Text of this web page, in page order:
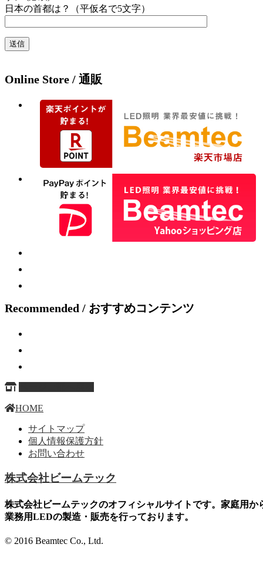
日本の首都は？（平仮名で5文字）
Online Store / 通販
Recommended / おすすめコンテンツ
HOME
サイトマップ
個人情報保護方針
お問い合わせ
株式会社ビームテック
株式会社ビームテックのオフィシャルサイトです。家庭用か
業務用LEDの製造・販売を行っております。
© 2016 Beamtec Co., Ltd.